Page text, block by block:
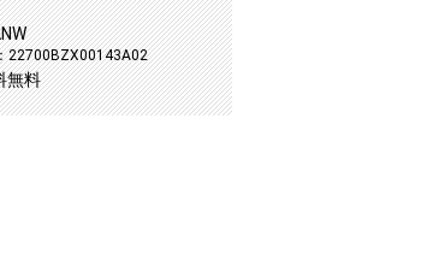
22700BZX00143A02
無料